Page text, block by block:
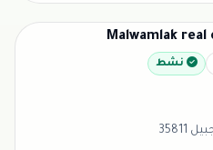
Malwamlak
نشط